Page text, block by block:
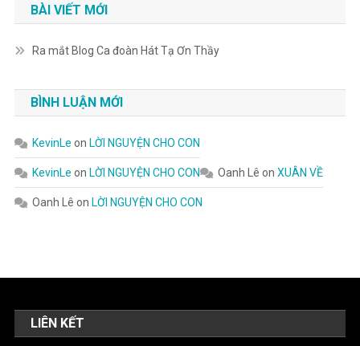
BÀI VIẾT MỚI
Ra mắt Blog Ca đoàn Hát Tạ Ơn Thầy
BÌNH LUẬN MỚI
KevinLe on LỜI NGUYỆN CHO CON
KevinLe on LỜI NGUYỆN CHO CON Oanh Lê on XUÂN VỀ
Oanh Lê on LỜI NGUYỆN CHO CON
LIÊN KẾT